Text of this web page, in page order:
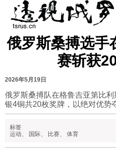
首页
国际
时政
军事
陆军
军事合作
工业
能源
农业
美食
娱乐
漫画
视频
图表
俄罗斯桑搏选手
赛斩获
2026年5月19日
俄罗斯桑搏队在格鲁吉亚第比
银4铜共20枚奖牌，以绝对优势
标签
运动、 国际、 比赛、 体育